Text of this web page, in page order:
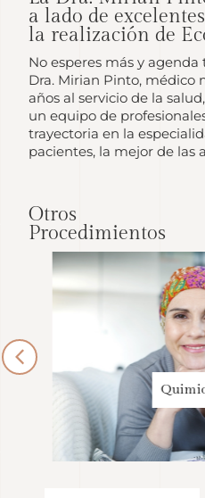
a lado de
la realización de
No esperes más y
Dra. Mirian Pinto, médico
años al servicio de la
un equipo de
trayectoria en la
pacientes, la mejor de las
Otros
Procedimientos